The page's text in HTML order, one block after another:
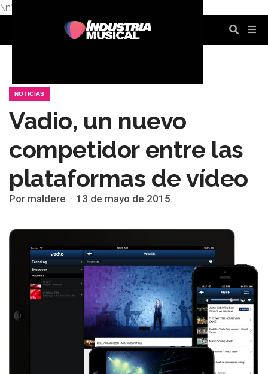
\n\n
NOTICIAS
Vadio, un nuevo
competidor entre las
plataformas de vídeo
Por maldere 13 de mayo de 2015